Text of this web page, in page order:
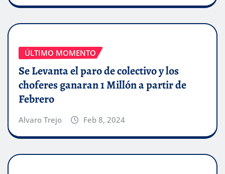
ÚLTIMO MOMENTO
Se Levanta el paro de colectivo y los
choferes ganaran 1 Millón a partir de
Febrero
Alvaro Trejo Feb 8, 2024